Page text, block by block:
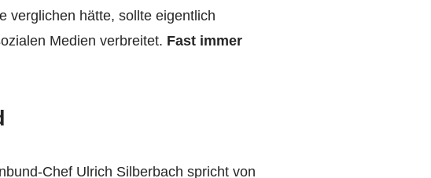
verglichen hätte, sollte eigentlich
Medien verbreitet. Fast immer
Chef Ulrich Silberbach spricht von